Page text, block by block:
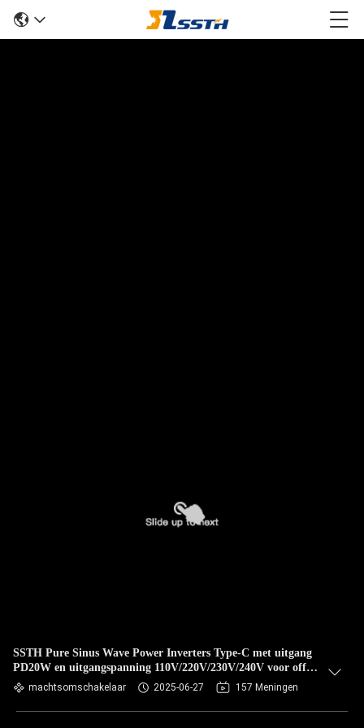
SSTH Pure Sinus Wave Power Inverters Type-C met uitgang
PD20W en uitgangspanning 110V/220V/230V/240V voor off-
grid-energieoplossingen
machtsomschakelaar 2025-06-27 157 Meningen